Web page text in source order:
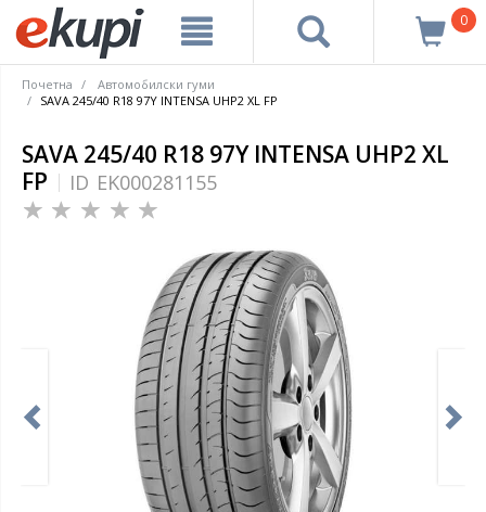
0
Почетна
Автомобилски гуми
SAVA 245/40 R18 97Y INTENSA UHP2 XL FP
SAVA 245/40 R18 97Y INTENSA UHP2 XL
FP
ID EK000281155